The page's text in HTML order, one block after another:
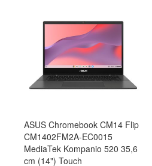
ASUS Chromebook CM14 Flip
CM1402FM2A-EC0015
MediaTek Kompanio 520 35,6
cm (14") Touch